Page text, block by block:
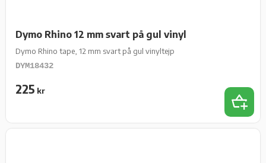
Dymo Rhino 12 mm svart på gul vinyl
Dymo Rhino tape, 12 mm svart på gul vinyltejp
DYM18432
225 kr